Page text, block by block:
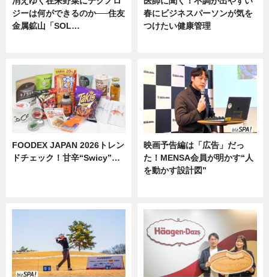
ジーは何ができるのか──住友
金属鉱山「SOL…
春にビジネスパーソンが気を
つけたい健康管理
FOODEX JAPAN 2026トレン
ドチェック！甘辛“Swicy”…
映画予告編は「広告」だっ
た！MENSA会員が明かす“人
を動かす設計図”